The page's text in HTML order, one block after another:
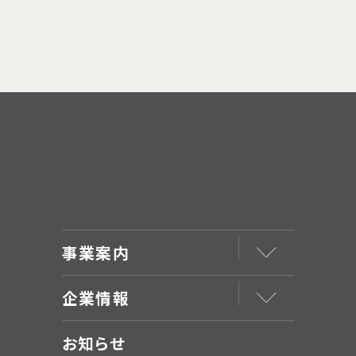
事業案内
企業情報
お知らせ